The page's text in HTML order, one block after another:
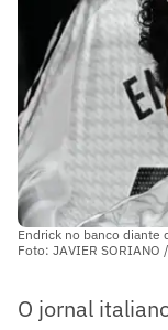
Endrick no banco diante
Foto: JAVIER SORIANO
O jornal